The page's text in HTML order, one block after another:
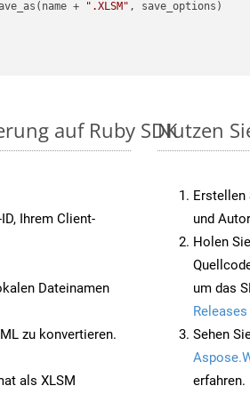
+
".XLSM" , save_options)
auf Ruby SDK
Ihrem Client-
Dateinamen
zu konvertieren.
als XLSM
Nutzen
Erstellen
und
Holen
um das
Releases
Sehen
erfahren.